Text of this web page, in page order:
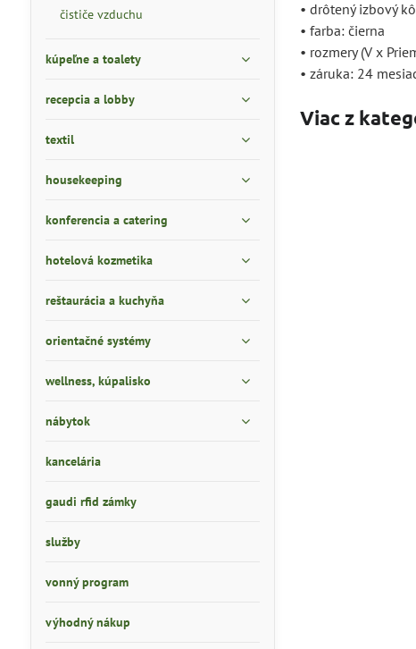
• drôtený izbový
• farba: čierna
• rozmery (V x
• záruka: 24
Viac z
čističe vzduchu
kúpeľne a toalety
recepcia a lobby
textil
housekeeping
konferencia a catering
hotelová kozmetika
reštaurácia a kuchyňa
orientačné systémy
wellness, kúpalisko
nábytok
kancelária
gaudi rfid zámky
služby
vonný program
výhodný nákup